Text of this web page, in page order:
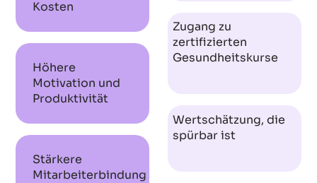
Kosten
Höhere
Motivation und
Produktivität
Stärkere
Mitarbeiterbindung
Zugang zu
zertifizierten
Gesundheitskurse
Wertschätzung, die
spürbar ist